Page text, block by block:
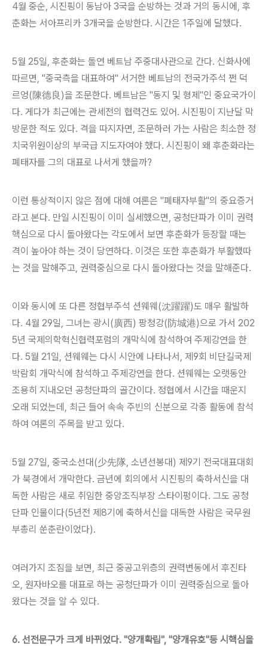
4월 중순, 시진핑이 동남아 3국을 순방하는 것과 거의 동시에, 후
춘화는 서아프리카 3개국을 순방한다. 시간은 1주일에 달했다.
5월 25일, 후춘화는 돌연 베트남 주중대사관으로 간다. 신화사에
따르면, "중국측을 대표하여" 서거한 베트남의 전국가주석 쩐 덕
르엉(陳德良)을 조문한다. 베트남은 "동지 및 형제"인 중요국가이
다. 게다가 최근에는 관세전의 협력건도 있어. 시진핑이 지난달 막
방문한 적도 있다. 격을 따지자면, 조문하러 가는 사람은 최소한 정
치국위원이상의 부국급 지도자여야 했다. 시진핑이 왜 후춘화라는
폐태자를 그의 대표로 나서게 했을까?
이런 통상적이지 않은 점에 대해 여론은 "폐태자부활"의 중요증거
라고 본다. 만일 시진핑이 이미 실세했으면, 공청단파가 이미 권력
핵심으로 다시 돌아왔다는 각도에서 보면 후춘화가 등장할 때는
격이 높아야 하는 것이 당연하다. 이것은 또한 후춘화가 부활했따
는 것을 말해주고, 권력중심으로 다시 돌아왔다는 것을 말해준다.
이와 동시에 또 다른 정협부주석 션웨웨(沈躍躍)도 매우 활발하
다. 4월 29일, 그녀는 광시(廣西) 팡청강(防城港)으로 가서 202
5년 국제의학혁신협력포럼의 개막식에 참석하여 주제강연을 한
다. 5월 21일, 션웨웨는 다시 시안에 나타나서, 제9회 비단길국제
박람회 개막식에 참석하고 주제강연을 한다. 션웨웨는 오랫동안
조용히 지내오던 공청단파의 골간이다. 정협에서 시간을 때운지
오래 되었는데, 최근 들어 속속 주빈의 신분으로 각종 활동에 참석
하여 여론의 주목을 받고 있다.
5월 27일, 중국소선대(少先隊, 소년선봉대) 제9기 전국대표대회
가 북경에서 개막한다. 금년에 회의에서 시진핑의 축하서신을 대
독한 사람은 새로 취임한 중앙조직부장 스타이펑이다. 그도 공청
단파 인물이다(5년전 제8기에 축하서신을 대독한 사람은 국무원
부총리 쑨춘란이었다).
여러가지 조짐을 보면, 최근 중공고위층의 권력변동에서 후진타
오, 원자바오를 대표로 하는 공청단파가 이미 권력중심으로 돌아
왔다는 것을 알 수 있다.
6. 선전문구가 크게 바뀌었다. "양개확립", "양개유호"등 시핵심을